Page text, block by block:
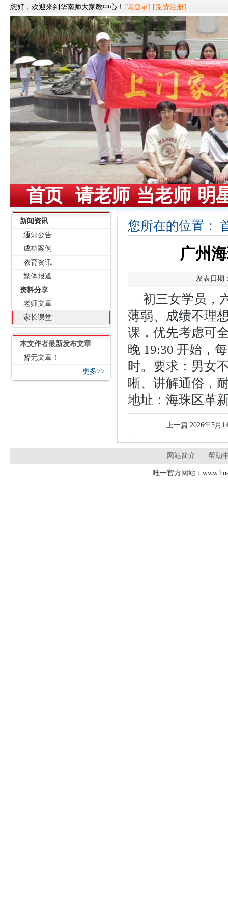
您好，欢迎来到华南师大家教中心！ [请登录] [免费注册]
首页 请老师 当老师 明
新闻资讯
通知公告
成功案例
教育资讯
媒体报道
资料分享
老师文章
家长课堂
本文作者最新发布文章
暂无文章！
更多>>
您所在的位置：
广州
发表日期
初三女学员，
薄弱、成绩不理
课，优先考虑可
晚 19:30 开始，
时。要求：男女
晰、讲解通俗，
地址：海珠区革
上一篇:2026年5月
网站简介 帮助
唯一官方网站：